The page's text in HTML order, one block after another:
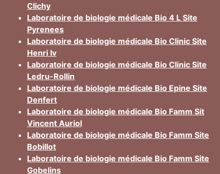
Clichy
Laboratoire de biologie médicale Bio 4 L Site
Pyrenees
Laboratoire de biologie médicale Bio Clinic Site
Henri Iv
Laboratoire de biologie médicale Bio Clinic Site
Ledru-Rollin
Laboratoire de biologie médicale Bio Epine Site
Denfert
Laboratoire de biologie médicale Bio Famm Sit
Vincent Auriol
Laboratoire de biologie médicale Bio Famm Site
Bobillot
Laboratoire de biologie médicale Bio Famm Site
Gobelins